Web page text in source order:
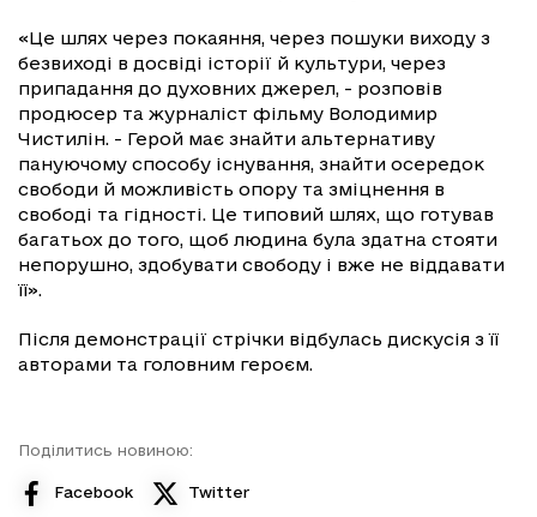
«Це шлях через покаяння, через пошуки виходу з
безвиході в досвіді історії й культури, через
припадання до духовних джерел, - розповів
продюсер та журналіст фільму Володимир
Чистилін. - Герой має знайти альтернативу
пануючому способу існування, знайти осередок
свободи й можливість опору та зміцнення в
свободі та гідності. Це типовий шлях, що готував
багатьох до того, щоб людина була здатна стояти
непорушно, здобувати свободу і вже не віддавати
її».
Після демонстрації стрічки відбулась дискусія з її
авторами та головним героєм.
Поділитись новиною:
Facebook Twitter